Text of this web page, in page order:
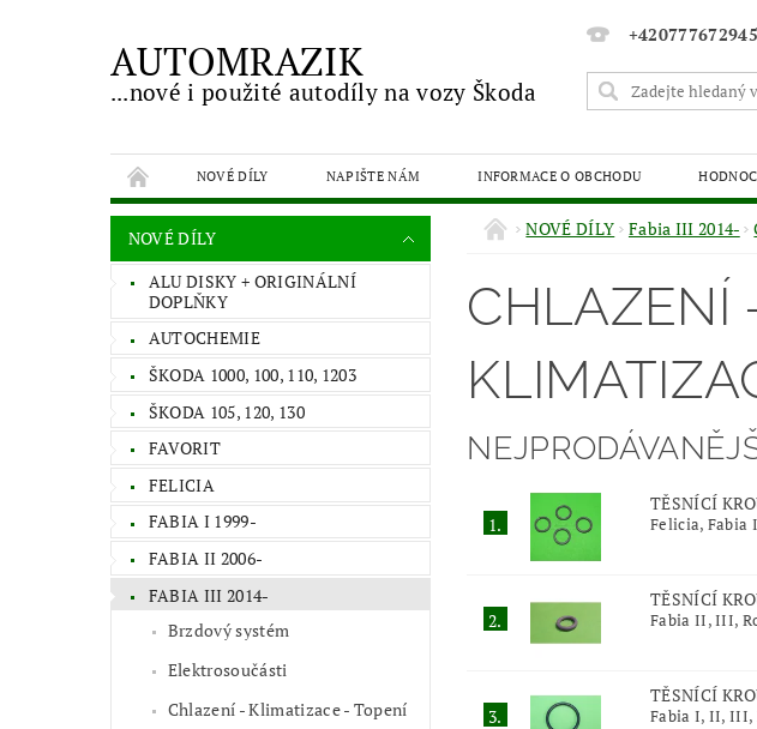
AUTOMRAZIK
...nové i použité autodíly na vozy Škoda
+420777672945
NOVÉ DÍLY NAPIŠTE NÁM INFORMACE O OBCHODU
NOVÉ DÍLY
ALU DISKY + ORIGINÁLNÍ
DOPLŇKY
AUTOCHEMIE
ŠKODA 1000, 100, 110, 1203
ŠKODA 105, 120, 130
FAVORIT
FELICIA
FABIA I 1999-
FABIA II 2006-
FABIA III 2014-
Brzdový systém
Elektrosoučásti
Chlazení - Klimatizace - Topení
NOVÉ DÍLY Fabia III 2014-
CHLAZENÍ
1.
TĚSNÍCÍ
Felicia, Fabia
2.
TĚSNÍCÍ
Fabia II, III,
3.
TĚSNÍCÍ
Fabia I, II, III,